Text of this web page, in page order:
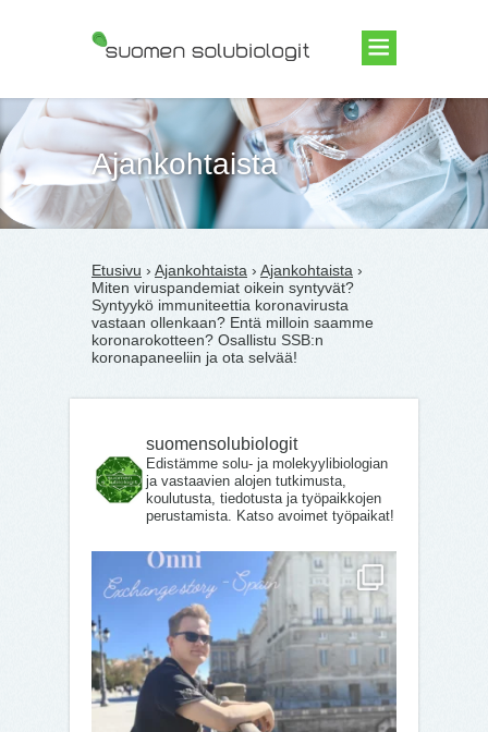
Suomen Solubiologit ry
Ajankohtaista
Etusivu › Ajankohtaista › Ajankohtaista ›
Miten viruspandemiat oikein syntyvät?
Syntyykö immuniteettia koronavirusta
vastaan ollenkaan? Entä milloin saamme
koronarokotteen? Osallistu SSB:n
koronapaneeliin ja ota selvää!
suomensolubiologit
Edistämme solu- ja molekyylibiologian
ja vastaavien alojen tutkimusta,
koulutusta, tiedotusta ja työpaikkojen
perustamista. Katso avoimet työpaikat!